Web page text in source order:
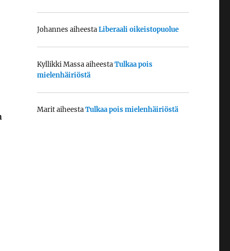
Johannes aiheestaLiberaali oikeistopuolue
Kyllikki MassaaiheestaTulkaa pois
mielenhäiriöstä
MaritaiheestaTulkaa pois mielenhäiriöstä